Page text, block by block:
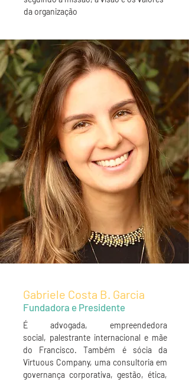
da organização
Gabriele Costa B. Garcia
Fundadora e Presidente
É advogada, empreendedora
social, palestrante internacional e mãe
do Francisco. Também é sócia da
Virtuous Company, uma consultoria em
governança corporativa, gestão, ética,